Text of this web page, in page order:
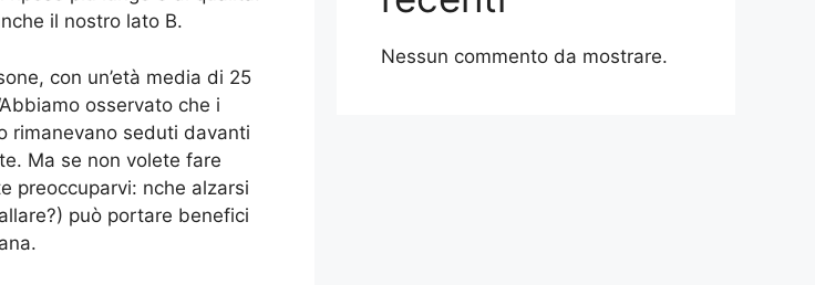
il nostro lato B.
con un’età media di 25
osservato che i
rimanevano seduti davanti
Ma se non volete fare
preoccuparvi: nche alzarsi
può portare benefici
Nessun commento da mostrare.